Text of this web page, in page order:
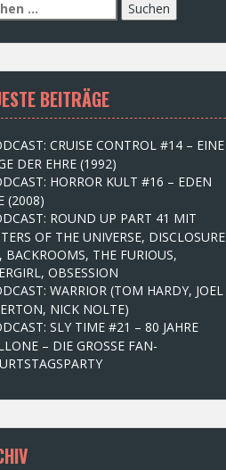
BEITRÄGE
CRUISE CONTROL #14 – EINE
DER EHRE (1992)
HORROR KULT #16 – EDEN
(2008)
ROUND UP PART 41 MIT
OF THE UNIVERSE, DISCLOSURE
BACKROOMS, THE FURIOUS,
OBSESSION
WARRIOR (TOM HARDY, JOEL
NICK NOLTE)
SLY TIME #21 – 80 JAHRE
– DIE GROSSE FAN-